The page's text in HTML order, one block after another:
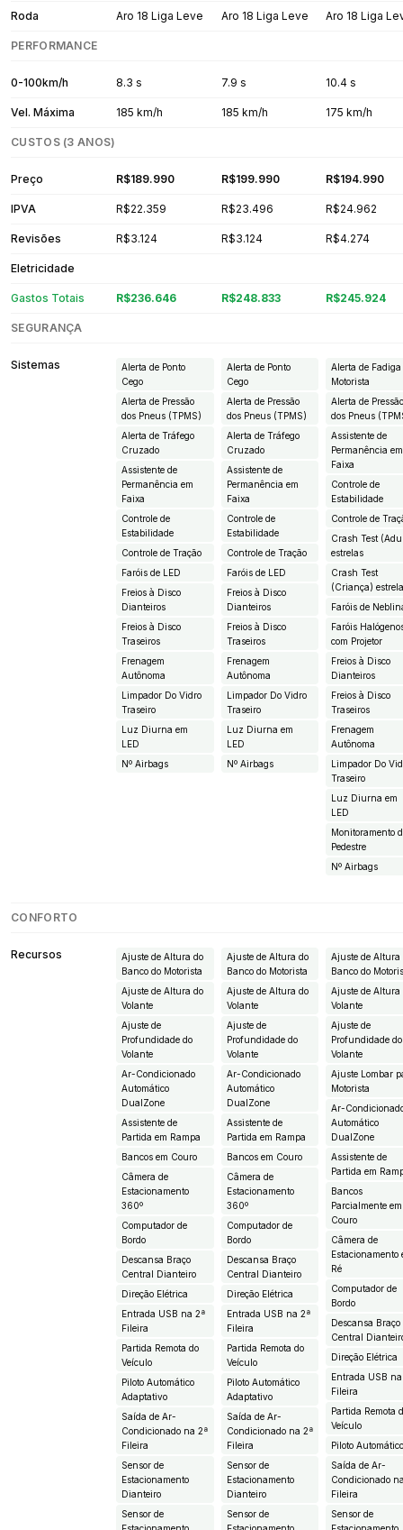
Roda Aro 18 Liga Leve Aro 18 Liga Leve Aro 18 Liga
PERFORMANCE
0-100km/h 8.3 s 7.9 s 10.4 s
Vel. Máxima 185 km/h 185 km/h 175 km/h
CUSTOS (3 ANOS)
Preço R$189.990 R$199.990 R$194.990
IPVA R$22.359 R$23.496 R$24.962
Revisões R$3.124 R$3.124 R$4.274
Eletricidade
Gastos Totais R$236.646 R$248.833 R$245.924
SEGURANÇA
Sistemas
Alerta de Ponto
Cego
Alerta de Pressão
dos Pneus (TPMS)
Alerta de Tráfego
Cruzado
Assistente de
Permanência em
Faixa
Controle de
Estabilidade
Controle de Tração
Faróis de LED
Freios à Disco
Dianteiros
Freios à Disco
Traseiros
Frenagem
Autônoma
Limpador Do Vidro
Traseiro
Luz Diurna em
LED
Nº Airbags
Alerta de Ponto
Cego
Alerta de Pressão
dos Pneus (TPMS)
Alerta de Tráfego
Cruzado
Assistente de
Permanência em
Faixa
Controle de
Estabilidade
Controle de Tração
Faróis de LED
Freios à Disco
Dianteiros
Freios à Disco
Traseiros
Frenagem
Autônoma
Limpador Do Vidro
Traseiro
Luz Diurna em
LED
Nº Airbags
Alerta de Fadiga
Motorista
Alerta de
dos Pneus
Assistente de
Permanência em
Faixa
Controle de
Estabilidade
Controle de
Crash Test
estrelas
Crash Test
(Criança)
Faróis de
Faróis
com Projetor
Freios à Disco
Dianteiros
Freios à Disco
Traseiros
Frenagem
Autônoma
Limpador Do
Traseiro
Luz Diurna em
LED
Monitoramento
Pedestre
Nº Airbags
CONFORTO
Recursos
Ajuste de Altura do
Banco do Motorista
Ajuste de Altura do
Volante
Ajuste de
Profundidade do
Volante
Ar-Condicionado
Automático
DualZone
Assistente de
Partida em Rampa
Bancos em Couro
Câmera de
Estacionamento
360º
Computador de
Bordo
Descansa Braço
Central Dianteiro
Direção Elétrica
Entrada USB na 2ª
Fileira
Partida Remota do
Veículo
Piloto Automático
Adaptativo
Saída de Ar-
Condicionado na 2ª
Fileira
Sensor de
Estacionamento
Dianteiro
Sensor de
Ajuste de Altura do
Banco do Motorista
Ajuste de Altura do
Volante
Ajuste de
Profundidade do
Volante
Ar-Condicionado
Automático
DualZone
Assistente de
Partida em Rampa
Bancos em Couro
Câmera de
Estacionamento
360º
Computador de
Bordo
Descansa Braço
Central Dianteiro
Direção Elétrica
Entrada USB na 2ª
Fileira
Partida Remota do
Veículo
Piloto Automático
Adaptativo
Saída de Ar-
Condicionado na 2ª
Fileira
Sensor de
Estacionamento
Dianteiro
Sensor de
Ajuste de Altura
Banco do
Ajuste de Altura
Volante
Ajuste de
Profundidade do
Volante
Ajuste Lombar
Motorista
Ar-
Automático
DualZone
Assistente de
Partida em
Bancos
Parcialmente em
Couro
Câmera de
Estacionamento
Ré
Computador de
Bordo
Descansa Braço
Central
Direção Elétrica
Entrada USB
Fileira
Partida Remota
Veículo
Piloto
Saída de Ar-
Condicionado
Fileira
Sensor de